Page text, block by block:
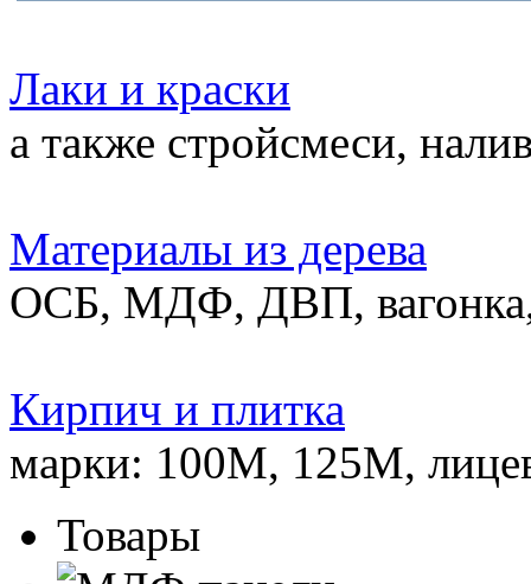
Лаки и краски
а также стройсмеси,
Материалы из дерева
ОСБ, МДФ, ДВП,
Кирпич и плитка
марки: 100М, 125М,
Товары